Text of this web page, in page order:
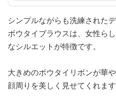
シンプルながらも洗練された
ボウタイブラウスは、女性ら
なシルエットが特徴です。
大きめのボウタイリボンが華
顔周りを美しく見せてくれます